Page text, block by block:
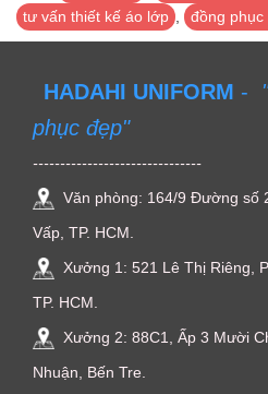
tư vấn thiết kế áo lớp
đồng
HADAHI UNIFORM -
phục đẹp"
-------------------------------
Văn phòng: 164/9 Đường số
Vấp, TP. HCM.
Xưởng 1: 521 Lê Thị Riêng,
TP. HCM.
Xưởng 2: 88C1, Ấp 3 Mười
Nhuận, Bến Tre.